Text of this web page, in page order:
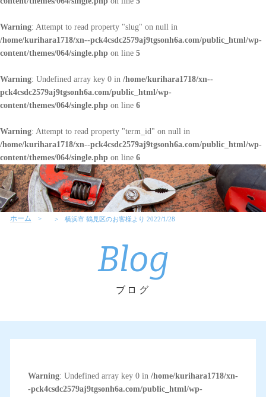
Warning: Attempt to read property "slug" on null in
/home/kurihara1718/xn--pck4csdc2579aj9tgsonh6a.com/public_html/wp-
content/themes/064/single.php on line 5
Warning: Undefined array key 0 in /home/kurihara1718/xn--
pck4csdc2579aj9tgsonh6a.com/public_html/wp-
content/themes/064/single.php on line 6
Warning: Attempt to read property "term_id" on null in
/home/kurihara1718/xn--pck4csdc2579aj9tgsonh6a.com/public_html/wp-
content/themes/064/single.php on line 6
ホーム 横浜市 鶴見区のお客様より 2022/1/28
Blog
ブログ
Warning: Undefined array key 0 in /home/kurihara1718/xn-
-pck4csdc2579aj9tgsonh6a.com/public_html/wp-